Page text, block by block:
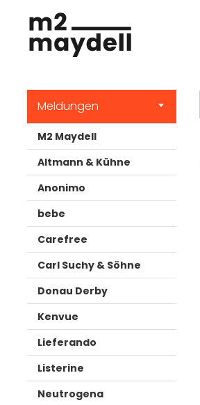
Meldungen
M2 Maydell
Altmann & Kühne
Anonimo
bebe
Carefree
Carl Suchy & Söhne
Donau Derby
Kenvue
Lieferando
Listerine
Neutrogena